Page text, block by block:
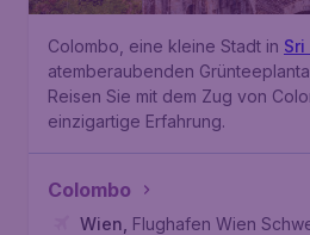
Colombo, eine kleine Stadt in
atemberaubenden
Reisen Sie mit dem Zug von
einzigartige Erfahrung.
Colombo
Wien Flughafen Wien